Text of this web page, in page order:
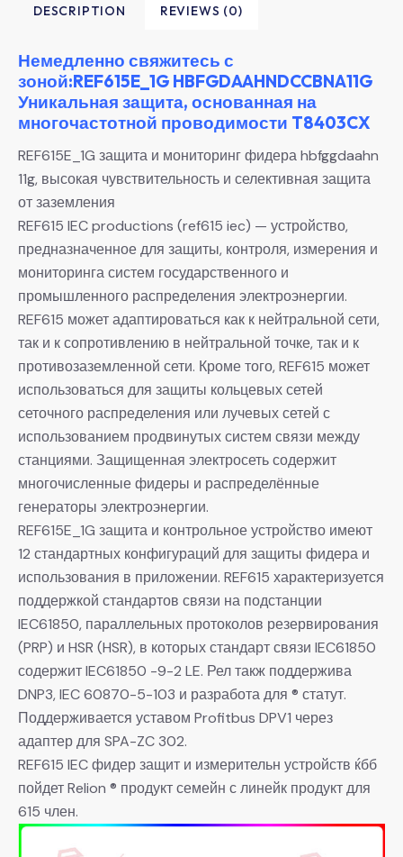
DESCRIPTION REVIEWS (0)
Немедленно свяжитесь с
зоной:REF615E_1G HBFGDAAHNDCCBNA11G
Уникальная защита, основанная на
многочастотной проводимости T8403CX
REF615E_1G защита и мониторинг фидера hbfggdaahn
11g, высокая чувствительность и селективная защита
от заземления
REF615 IEC productions (ref615 iec) — устройство,
предназначенное для защиты, контроля, измерения и
мониторинга систем государственного и
промышленного распределения электроэнергии.
REF615 может адаптироваться как к нейтральной сети,
так и к сопротивлению в нейтральной точке, так и к
противозаземленной сети. Кроме того, REF615 может
использоваться для защиты кольцевых сетей
сеточного распределения или лучевых сетей с
использованием продвинутых систем связи между
станциями. Защищенная электросеть содержит
многочисленные фидеры и распределённые
генераторы электроэнергии.
REF615E_1G защита и контрольное устройство имеют
12 стандартных конфигураций для защиты фидера и
использования в приложении. REF615 характеризуется
поддержкой стандартов связи на подстанции
IEC61850, параллельных протоколов резервирования
(PRP) и HSR (HSR), в которых стандарт связи IEC61850
содержит IEC61850 -9-2 LE. Рел такж поддержива
DNP3, IEC 60870-5-103 и разработа для ® статут.
Поддерживается уставом Profitbus DPV1 через
адаптер для SPA-ZC 302.
REF615 IEC фидер защит и измерительн устройств ќбб
пойдет Relion ® продукт семейн с линейк продукт для
615 член.